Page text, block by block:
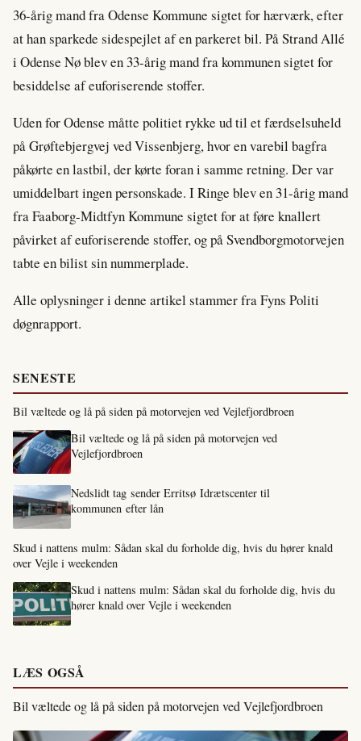
36-årig mand fra Odense Kommune sigtet for hærværk, efter
at han sparkede sidespejlet af en parkeret bil. På Strand Allé
i Odense Nø blev en 33-årig mand fra kommunen sigtet for
besiddelse af euforiserende stoffer.
Uden for Odense måtte politiet rykke ud til et færdselsuheld
på Grøftebjergvej ved Vissenbjerg, hvor en varebil bagfra
påkørte en lastbil, der kørte foran i samme retning. Der var
umiddelbart ingen personskade. I Ringe blev en 31-årig mand
fra Faaborg-Midtfyn Kommune sigtet for at føre knallert
påvirket af euforiserende stoffer, og på Svendborgmotorvejen
tabte en bilist sin nummerplade.
Alle oplysninger i denne artikel stammer fra Fyns Politi
døgnrapport.
SENESTE
Bil væltede og lå på siden på motorvejen ved Vejlefjordbroen
Bil væltede og lå på siden på motorvejen ved
Vejlefjordbroen
Nedslidt tag sender Erritsø Idrætscenter til
kommunen efter lån
Skud i nattens mulm: Sådan skal du forholde dig, hvis du hører knald
over Vejle i weekenden
Skud i nattens mulm: Sådan skal du forholde dig, hvis du
hører knald over Vejle i weekenden
LÆS OGSÅ
Bil væltede og lå på siden på motorvejen ved Vejlefjordbroen